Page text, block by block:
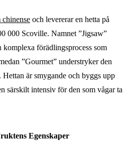
chinense och levererar en hetta på
000 Scoville. Namnet ”Jigsaw”
förädlingsprocess som
”Gourmet” understryker den
är smygande och byggs upp
särskilt intensiv för den som vågar ta
Egenskaper